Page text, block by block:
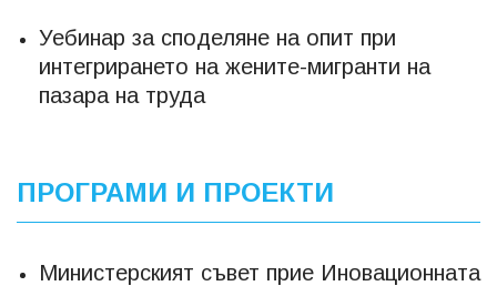
Уебинар за споделяне на опит при
интегрирането на жените-мигранти на
пазара на труда
ПРОГРАМИ И ПРОЕКТИ
Министерският съвет прие Иновационната